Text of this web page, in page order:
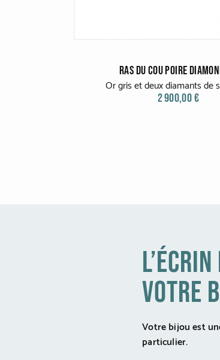
RAS DU COU POIRE
Or gris et deux diamants de
2 900,00 €
votre
Votre bijou est
particulier.